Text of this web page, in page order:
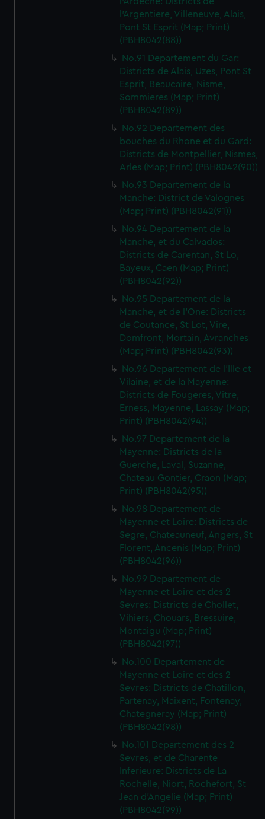
l'Argentiere, Villeneuve, Alais,
Pont St Esprit (Map; Print)
(PBH8042(88))
No.91 Departement du Gar:
Districts de Alais, Uzes, Pont St
Esprit, Beaucaire, Nisme,
Sommieres (Map; Print)
(PBH8042(89))
No.92 Departement des
bouches du Rhone et du Gard:
Districts de Montpellier, Nismes,
Arles (Map; Print) (PBH8042(90))
No.93 Departement de la
Manche: District de Valognes
(Map; Print) (PBH8042(91))
No.94 Departement de la
Manche, et du Calvados:
Districts de Carentan, St Lo,
Bayeux, Caen (Map; Print)
(PBH8042(92))
No.95 Departement de la
Manche, et de l'One: Districts
de Coutance, St Lot, Vire,
Domfront, Mortain, Avranches
(Map; Print) (PBH8042(93))
No.96 Departement de l'Ille et
Vilaine, et de la Mayenne:
Districts de Fougeres, Vitre,
Erness, Mayenne, Lassay (Map;
Print) (PBH8042(94))
No.97 Departement de la
Mayenne: Districts de la
Guerche, Laval, Suzanne,
Chateau Gontier, Craon (Map;
Print) (PBH8042(95))
No.98 Departement de
Mayenne et Loire: Districts de
Segre, Chateauneuf, Angers, St
Florent, Ancenis (Map; Print)
(PBH8042(96))
No.99 Departement de
Mayenne et Loire et des 2
Sevres: Districts de Chollet,
Vihiers, Chouars, Bressuire,
Montaigu (Map; Print)
(PBH8042(97))
No.100 Departement de
Mayenne et Loire et des 2
Sevres: Districts de Chatillon,
Partenay, Maixent, Fontenay,
Chategneray (Map; Print)
(PBH8042(98))
No.101 Departement des 2
Sevres, et de Charente
Inferieure: Districts de La
Rochelle, Niort, Rochefort, St
Jean d'Angelie (Map; Print)
(PBH8042(99))